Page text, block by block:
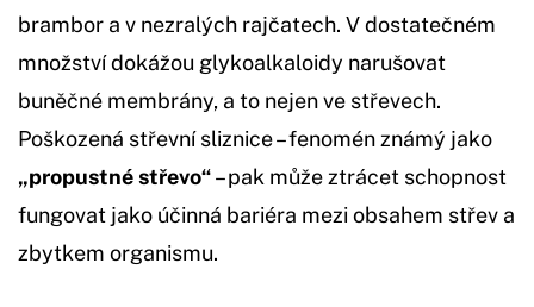
brambor a v nezralých rajčatech. V dostatečném
množství dokážou glykoalkaloidy narušovat
buněčné membrány, a to nejen ve střevech.
Poškozená střevní sliznice – fenomén známý jako
„propustné střevo“– pak může ztrácet schopnost
fungovat jako účinná bariéra mezi obsahem střev a
zbytkem organismu.